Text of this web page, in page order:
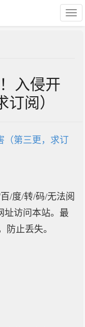
入侵开
阅）
（第三更，求订
/度/转/码/无法阅
址访问本站。最
防止丢失。